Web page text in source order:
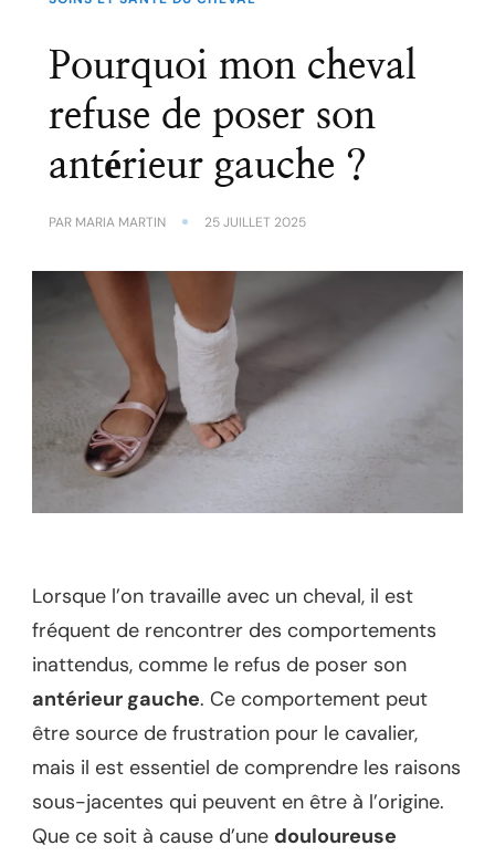
Pourquoi mon cheval
refuse de poser son
antérieur gauche ?
PAR MARIA MARTIN 25 JUILLET 2025
Lorsque l’on travaille avec un cheval, il est
fréquent de rencontrer des comportements
inattendus, comme le refus de poser son
antérieur gauche. Ce comportement peut
être source de frustration pour le cavalier,
mais il est essentiel de comprendre les raisons
sous-jacentes qui peuvent en être à l’origine.
Que ce soit à cause d’une douloureuse